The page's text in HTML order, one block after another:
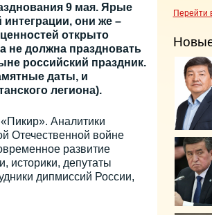
9 мая. Ярые
они же –
открыто
не должна праздновать
российский праздник.
даты, и
легиона).
Аналитики
Отечественной войне
развитие
историки, депутаты
дипмиссий России,
Перейти